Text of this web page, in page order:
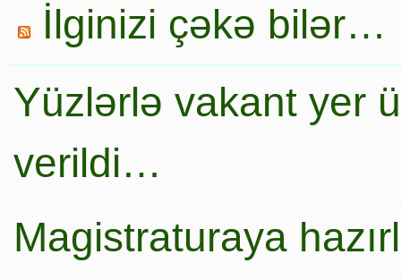
İlginizi çəkə bilər…
Yüzlərlə vakant yer
verildi…
Magistraturaya